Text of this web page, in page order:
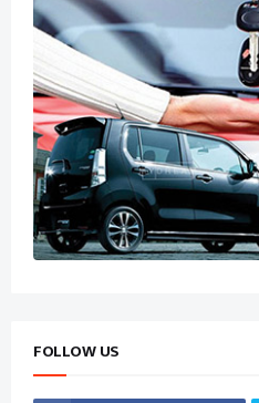
FOLLOW US